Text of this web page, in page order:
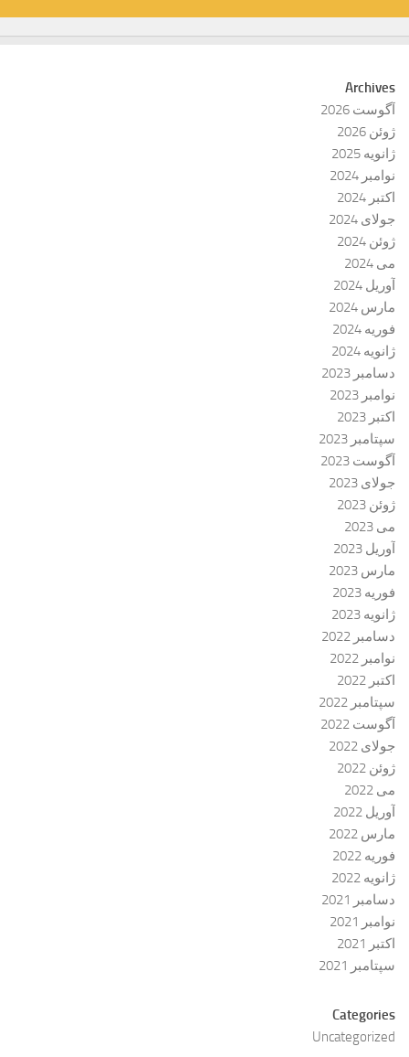
Archives
آگوست 2026
ژوئن 2026
ژانویه 2025
نوامبر 2024
اکتبر 2024
جولای 2024
ژوئن 2024
می 2024
آوریل 2024
مارس 2024
فوریه 2024
ژانویه 2024
دسامبر 2023
نوامبر 2023
اکتبر 2023
سپتامبر 2023
آگوست 2023
جولای 2023
ژوئن 2023
می 2023
آوریل 2023
مارس 2023
فوریه 2023
ژانویه 2023
دسامبر 2022
نوامبر 2022
اکتبر 2022
سپتامبر 2022
آگوست 2022
جولای 2022
ژوئن 2022
می 2022
آوریل 2022
مارس 2022
فوریه 2022
ژانویه 2022
دسامبر 2021
نوامبر 2021
اکتبر 2021
سپتامبر 2021
Categories
Uncategorized